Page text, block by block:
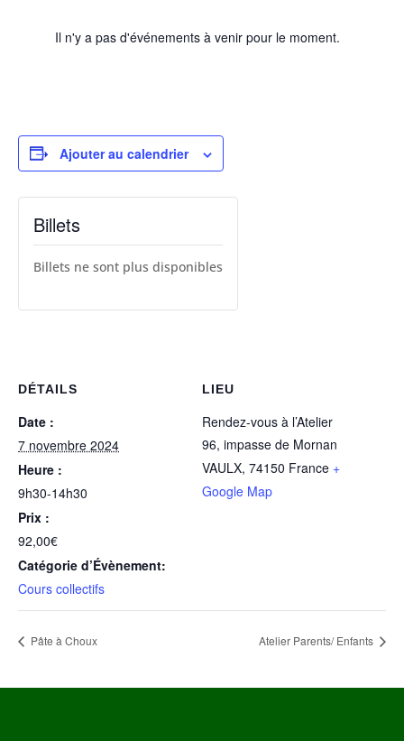
Il n'y a pas d'événements à venir pour le moment.
Ajouter au calendrier
DÉTAILS
Date :
7 novembre 2024
Heure :
9h30-14h30
Prix :
92,00€
Catégorie d’Évènement:
Cours collectifs
LIEU
Rendez-vous à l’Atelier
96, impasse de Mornan
VAULX, 74150 France +
Google Map
Billets
Billets ne sont plus disponibles
Pâte à Choux Atelier Parents/ Enfants